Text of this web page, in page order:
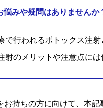
悩みや疑問はありませんか
で行われるボトックス注射
射のメリットや注意点には
お持ちの方に向けて、本